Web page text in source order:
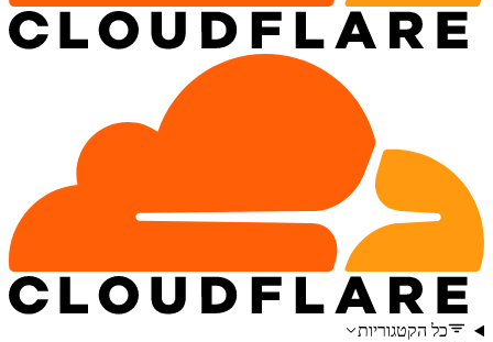
כל הקטגוריות